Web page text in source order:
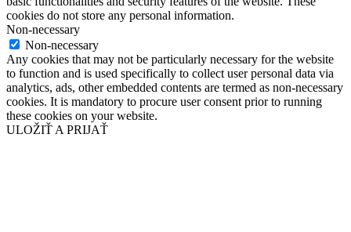
cookies do not store any personal information.
Non-necessary
Non-necessary
Any cookies that may not be particularly necessary for the website
to function and is used specifically to collect user personal data via
analytics, ads, other embedded contents are termed as non-necessary
cookies. It is mandatory to procure user consent prior to running
these cookies on your website.
ULOŽIŤ A PRIJAŤ